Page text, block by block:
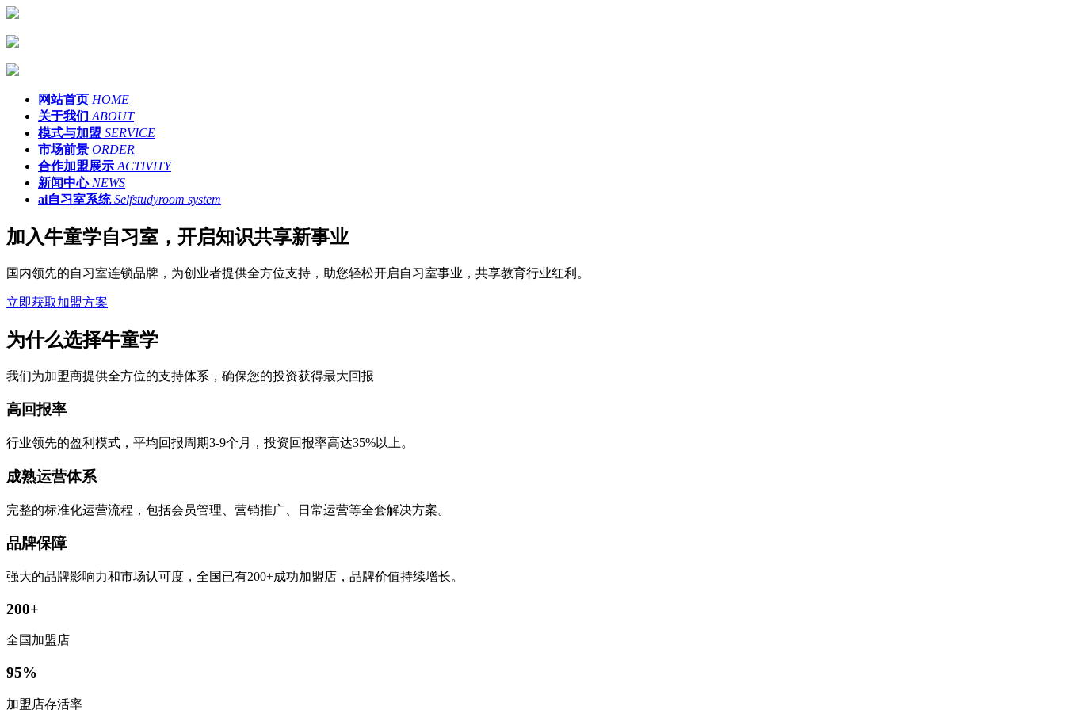
网站首页 HOME
关于我们 ABOUT
模式与加盟 SERVICE
市场前景 ORDER
合作加盟展示 ACTIVITY
新闻中心 NEWS
ai自习室系统 Selfstudyroom system
加入牛童学自习室，开启知识共享新事业
国内领先的自习室连锁品牌，为创业者提供全方位支持，助您轻松开启自习室事业，共享教育行业红利。
立即获取加盟方案
为什么选择牛童学
我们为加盟商提供全方位的支持体系，确保您的投资获得最大回报
高回报率
行业领先的盈利模式，平均回报周期3-9个月，投资回报率高达35%以上。
成熟运营体系
完整的标准化运营流程，包括会员管理、营销推广、日常运营等全套解决方案。
品牌保障
强大的品牌影响力和市场认可度，全国已有200+成功加盟店，品牌价值持续增长。
200+
全国加盟店
95%
加盟店存活率